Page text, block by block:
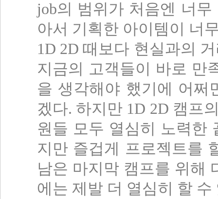
job의 범위가 처음엔 너
아서 기획한 아이템이 너
1D 2D때보다 현실과의
지금의 고객들이 바로 만
을 생각해야 했기에 어쩌
겠다. 하지만 1D 2D 캠프
원들 모두 열심히 노력한
지만 즐겁게 프로젝트를
남은 마지막 캠프를 위해
에는 제발 더 열심히 할